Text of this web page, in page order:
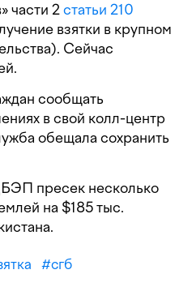
части 2статьи 210
взятки в крупном
Сейчас
сообщать
в свой колл-центр
обещала сохранить
пресек несколько
на $185 тыс.
#сгб